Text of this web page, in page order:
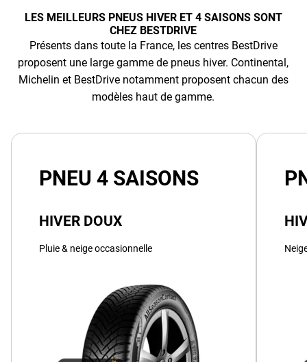
LES MEILLEURS PNEUS HIVER ET 4 SAISONS SONT
CHEZ BESTDRIVE
Présents dans toute la France, les centres BestDrive
proposent une large gamme de pneus hiver. Continental,
Michelin et BestDrive notamment proposent chacun des
modèles haut de gamme.
PNEU 4 SAISONS
HIVER DOUX
Pluie & neige occasionnelle